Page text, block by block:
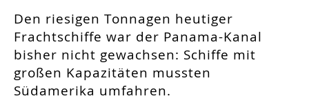
Den riesigen Tonnagen heutiger
Frachtschiffe war der Panama-Kanal
bisher nicht gewachsen: Schiffe mit
großen Kapazitäten mussten
Südamerika umfahren.